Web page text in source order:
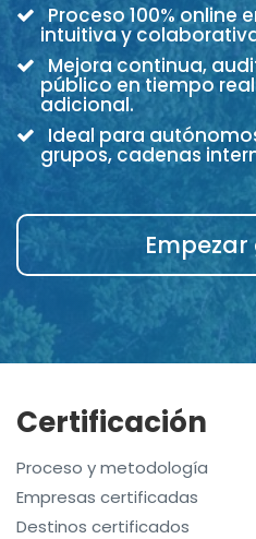
Proceso 100% online
intuitiva y
Mejora continua,
público en tiempo
adicional.
Ideal para
grupos, cadenas
Certificación
Proceso y metodología
Empresas certificadas
Destinos certificados